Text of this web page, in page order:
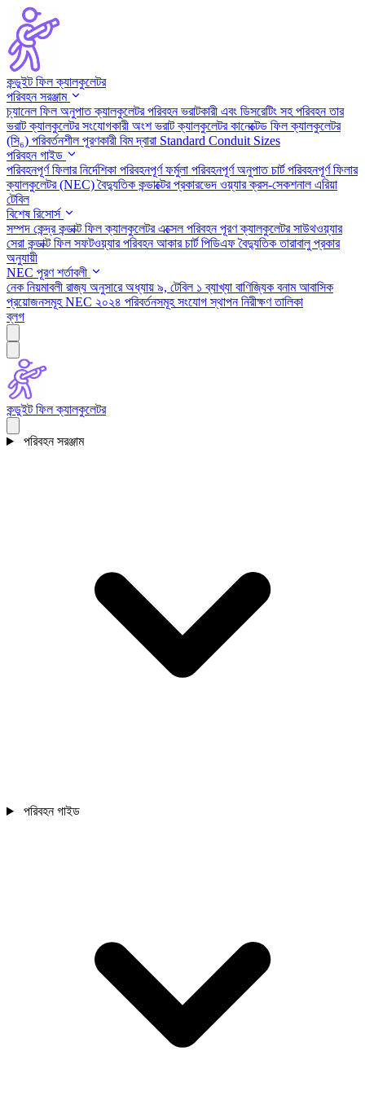
কন্ডুইট ফিল ক্যালকুলেটর
পরিবহন সরঞ্জাম
চ্যানেল ফিল অনুপাত ক্যালকুলেটরপরিবহন ভরাটকারী এবং ডিসরেটিং সহপরিবহন তার
ভরাট ক্যালকুলেটরসংযোগকারী অংশ ভরাট ক্যালকুলেটরকানেক্টেড ফিল ক্যালকুলেটর
(সি₆) পরিবর্তনশীল পূরণকারী বিম দ্বারা Standard Conduit Sizes
পরিবহন গাইড
পরিবহনপূর্ণ ফিলার নির্দেশিকা পরিবহনপূর্ণ ফর্মুলা পরিবহনপূর্ণ অনুপাত চার্টপরিবহনপূর্ণ ফিলার
ক্যালকুলেটর (NEC)বৈদ্যুতিক কন্ডাক্টের প্রকারভেদ ওয়্যার ক্রস-সেকশনাল এরিয়া
টেবিল
বিশেষ রিসোর্স
সম্পদ কেন্দ্রকন্ডাক্ট ফিল ক্যালকুলেটর এক্সেলপরিবহন পূরণ ক্যালকুলেটর সাউথওয়্যার
সেরা কন্ডাক্ট ফিল সফটওয়্যারপরিবহন আকার চার্ট পিডিএফবৈদ্যুতিক তারাবালু প্রকার
অনুযায়ী
NEC পূরণ শর্তাবলী
নেক নিয়মাবলী রাজ্য অনুসারেঅধ্যায় ৯, টেবিল ১ ব্যাখ্যা বাণিজ্যিক বনাম আবাসিক
প্রয়োজনসমূহNEC ২০২৪ পরিবর্তনসমূহসংযোগ স্থাপন নিরীক্ষণ তালিকা
ব্লগ
কন্ডুইট ফিল ক্যালকুলেটর
পরিবহন সরঞ্জাম
পরিবহন গাইড